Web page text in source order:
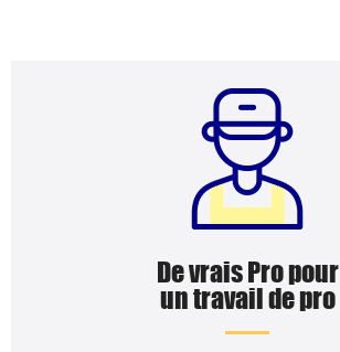
De vrais Pro pour
un travail de pro